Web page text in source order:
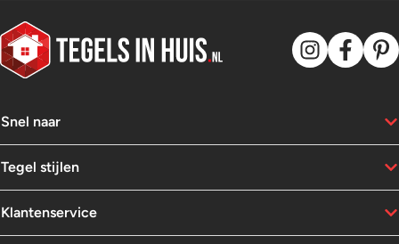
Snel naar
Tegel stijlen
Klantenservice